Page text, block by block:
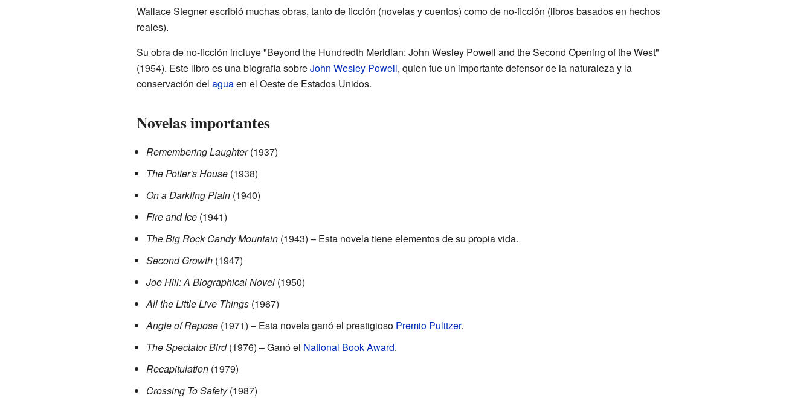
Wallace Stegner escribió muchas obras, tanto de ficción (novelas y cuentos) como de no-ficción (libros basados en hechos
reales).
Su obra de no-ficción incluye "Beyond the Hundredth Meridian: John Wesley Powell and the Second Opening of the West"
(1954). Este libro es una biografía sobreJohn Wesley Powell, quien fue un importante defensor de la naturaleza y la
conservación del aguaen el Oeste de Estados Unidos.
Novelas importantes
Remembering Laughter(1937)
The Potter's House(1938)
On a Darkling Plain(1940)
Fire and Ice(1941)
The Big Rock Candy Mountain(1943) – Esta novela tiene elementos de su propia vida.
Second Growth(1947)
Joe Hill: A Biographical Novel(1950)
All the Little Live Things(1967)
Angle of Repose(1971) – Esta novela ganó el prestigioso Premio Pulitzer.
The Spectator Bird(1976) – Ganó el National Book Award.
Recapitulation(1979)
Crossing To Safety(1987)